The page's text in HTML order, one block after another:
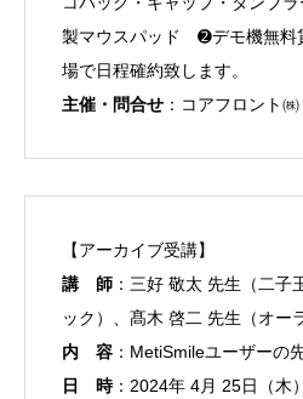
製マウスパッド ➋デモ機無
場で日程確約致します。
主催・問合せ ：コアフロント
【アーカイブ受講】
講 師 ：三好 敬太 先生（二子
ック）、髙木 啓二 先生（オー
内 容 ：MetiSmileユーザーの
日 時：2024年 4月 25日（木